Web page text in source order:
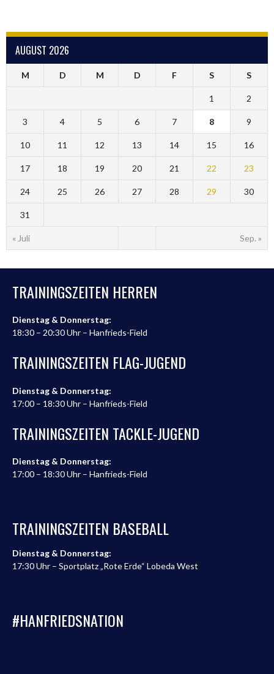
AUGUST 2026
M D M D F S S
« Juli Sep. »
1 2
3 4 5 6 7 8 9
10 11 12 13 14 15 16
17 18 19 20 21 22 23
24 25 26 27 28 29 30
31
TRAININGSZEITEN HERREN
Dienstag & Donnerstag:
18:30 – 20:30 Uhr – Hanfrieds-Field
TRAININGSZEITEN FLAG-JUGEND
Dienstag & Donnerstag:
17:00 – 18:30 Uhr – Hanfrieds-Field
TRAININGSZEITEN TACKLE-JUGEND
Dienstag & Donnerstag:
17:00 – 18:30 Uhr – Hanfrieds-Field
TRAININGSZEITEN BASEBALL
Dienstag & Donnerstag:
17:30 Uhr – Sportplatz „Rote Erde“ Lobeda West
#HANFRIEDSNATION